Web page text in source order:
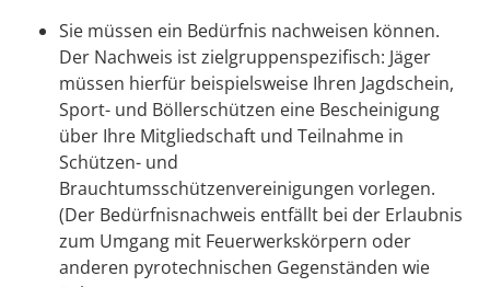
Sie müssen ein Bedürfnis nachweisen können.
Der Nachweis ist zielgruppenspezifisch: Jäger
müssen hierfür beispielsweise Ihren Jagdschein,
Sport- und Böllerschützen eine Bescheinigung
über Ihre Mitgliedschaft und Teilnahme in
Schützen- und
Brauchtumsschützenvereinigungen vorlegen.
(Der Bedürfnisnachweis entfällt bei der Erlaubnis
zum Umgang mit Feuerwerkskörpern oder
anderen pyrotechnischen Gegenständen wie